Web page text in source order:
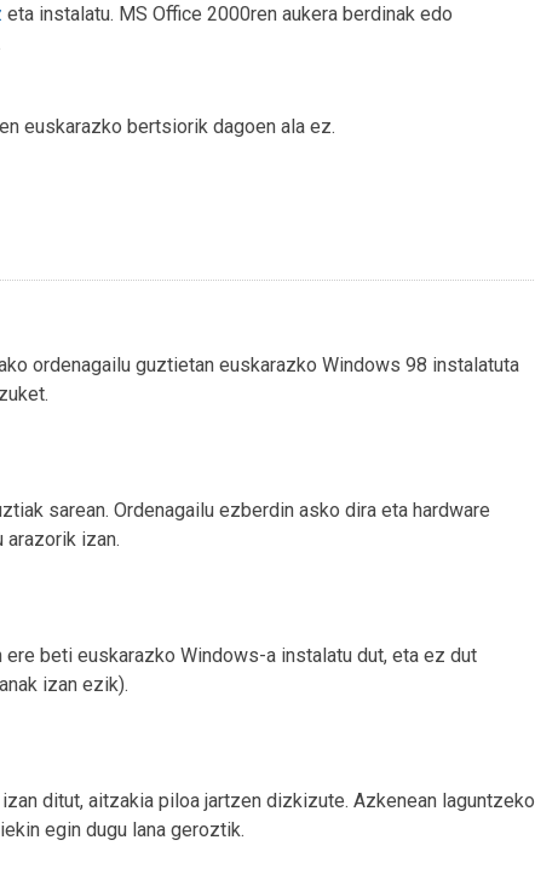
eta instalatu. MS Office 2000ren aukera berdinak edo
euskarazko bertsiorik dagoen ala ez.
ordenagailu guztietan euskarazko Windows 98 instalatuta
sarean. Ordenagailu ezberdin asko dira eta hardware
izan.
ere beti euskarazko Windows-a instalatu dut, eta ez dut
izan ezik).
ditut, aitzakia piloa jartzen dizkizute. Azkenean laguntzeko
egin dugu lana geroztik.